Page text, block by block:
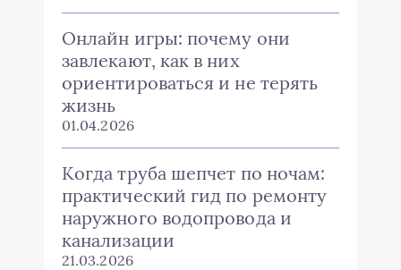
Онлайн игры: почему они
завлекают, как в них
ориентироваться и не терять
жизнь
01.04.2026
Когда труба шепчет по ночам:
практический гид по ремонту
наружного водопровода и
канализации
21.03.2026